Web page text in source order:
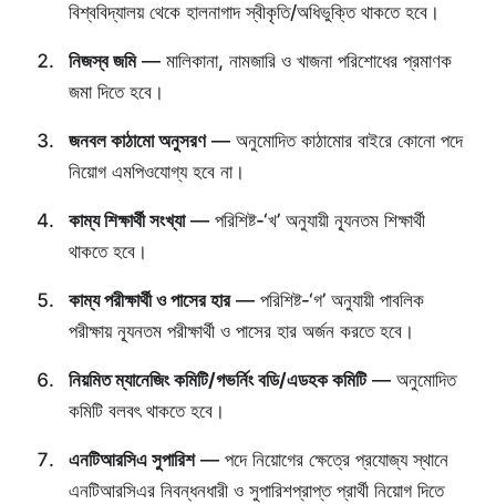
বিশ্ববিদ্যালয় থেকে হালনাগাদ স্বীকৃতি/অধিভুক্তি থাকতে হবে।
নিজস্ব জমি— মালিকানা, নামজারি ও খাজনা পরিশোধের প্রমাণক
জমা দিতে হবে।
জনবল কাঠামো অনুসরণ— অনুমোদিত কাঠামোর বাইরে কোনো পদে
নিয়োগ এমপিওযোগ্য হবে না।
কাম্য শিক্ষার্থী সংখ্যা— পরিশিষ্ট-‘খ’ অনুযায়ী ন্যূনতম শিক্ষার্থী
থাকতে হবে।
কাম্য পরীক্ষার্থী ও পাসের হার— পরিশিষ্ট-‘গ’ অনুযায়ী পাবলিক
পরীক্ষায় ন্যূনতম পরীক্ষার্থী ও পাসের হার অর্জন করতে হবে।
নিয়মিত ম্যানেজিং কমিটি/গভর্নিং বডি/এডহক কমিটি— অনুমোদিত
কমিটি বলবৎ থাকতে হবে।
এনটিআরসিএ সুপারিশ— পদে নিয়োগের ক্ষেত্রে প্রযোজ্য স্থানে
এনটিআরসিএর নিবন্ধনধারী ও সুপারিশপ্রাপ্ত প্রার্থী নিয়োগ দিতে